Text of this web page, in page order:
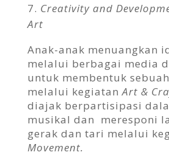
Creativity and
Art
Anak-anak menuangkan
melalui berbagai media
untuk membentuk
melalui kegiatanArt &
diajak berpartisipasi
musikal dan meresponi
gerak dan tari melalui
Movement.